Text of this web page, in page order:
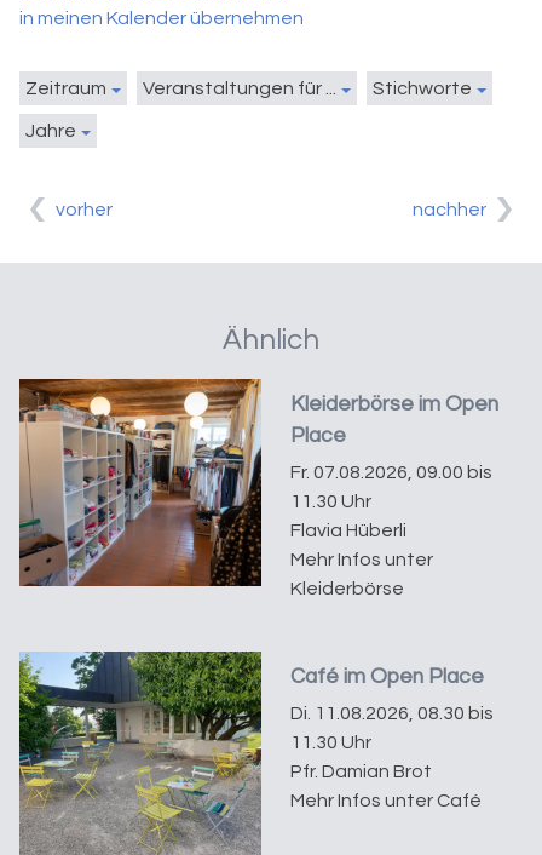
in meinen Kalender übernehmen
Zeitraum Veranstaltungen für ... Stichworte
Jahre
vorher nachher
Ähnlich
Kleiderbörse im Open
Place
Fr. 07.08.2026, 09.00 bis
11.30 Uhr
Flavia Hüberli
Mehr Infos unter
Kleiderbörse
Café im Open Place
Di. 11.08.2026, 08.30 bis
11.30 Uhr
Pfr. Damian Brot
Mehr Infos unter Café